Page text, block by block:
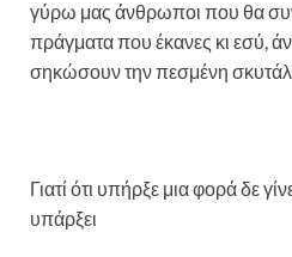
γύρω μας άνθρωποι που θα
πράγματα που έκανες κι εσύ,
σηκώσουν την πεσμένη
Γιατί ότι υπήρξε μια φορά δε
υπάρξει